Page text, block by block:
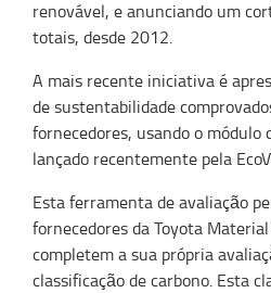
renovável, e anunciando um
totais, desde 2012.
A mais recente iniciativa é
de sustentabilidade
fornecedores, usando o módulo
lançado recentemente pela
Esta ferramenta de avaliação
fornecedores da Toyota
completem a sua própria
classificação de carbono. Esta